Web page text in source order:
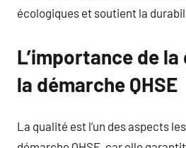
écologiques et soutient la
L’importance de
la démarche QHSE
La qualité est l’un des aspects